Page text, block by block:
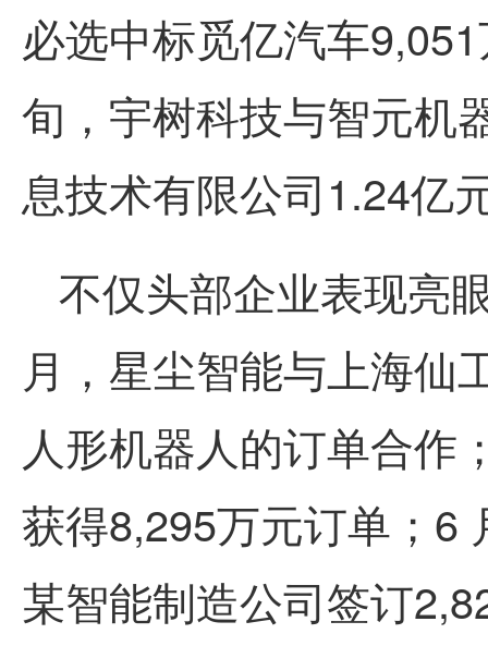
必选中标觅亿汽车
旬， 宇树科技与智元机
息技术有限公司1.24亿
不仅头部企业表现亮
月，星尘智能与上海仙
人形机器人的订单合作
获得8,295万元订单；6
某智能制造公司签订